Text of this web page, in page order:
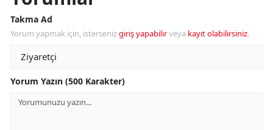
Takma Ad
Yorum yapmak için, istersenizgiriş yapabilirveya kayıt olabilirsiniz.
Yorum Yazın (500 Karakter)